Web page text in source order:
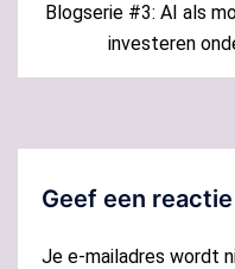
Blogserie #3: AI als
investeren
Geef een reactie
Je e-mailadres wordt